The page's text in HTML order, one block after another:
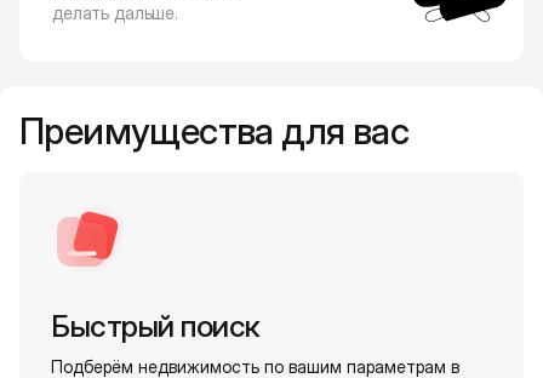
делать дальше.
Преимущества для вас
Быстрый поиск
Подберём недвижимость по вашим параметрам в